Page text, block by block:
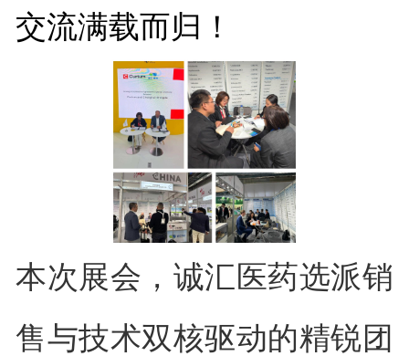
交流满载而归！
本次展会，诚汇医药选派销
售与技术双核驱动的精锐团